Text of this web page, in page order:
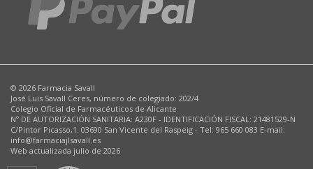
© 2026 Farmacia Savall
José Luis Savall Ceres, número de colegiado: 202/4
Colegio Oficial de Farmacéuticos de Alicante
Nº DE AUTORIZACIÓN SANITARIA: A230F - IDENTIFICACIÓN FISCAL: 21481529-N
C/Pintor Picasso,1. 03690 San Vicente del Raspeig - Tel: 965 660 083 E-mail:
info@farmaciajlsavall.es
Web actualizada julio de 2026